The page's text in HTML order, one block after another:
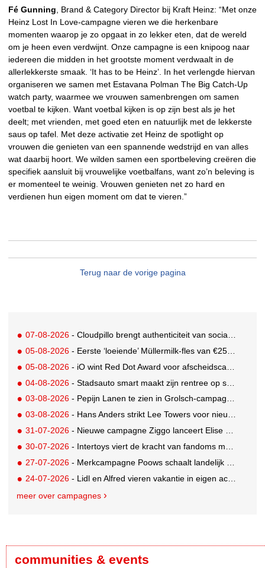
Fé Gunning , Brand & Category Director bij Kraft Heinz: “Met onze
Heinz Lost In Love-campagne vieren we die herkenbare
momenten waarop je zo opgaat in zo lekker eten, dat de wereld
om je heen even verdwijnt. Onze campagne is een knipoog naar
iedereen die midden in het grootste moment verdwaalt in de
allerlekkerste smaak. ‘It has to be Heinz’. In het verlengde hiervan
organiseren we samen met Estavana Polman The Big Catch-Up
watch party, waarmee we vrouwen samenbrengen om samen
voetbal te kijken. Want voetbal kijken is op zijn best als je het
deelt; met vrienden, met goed eten en natuurlijk met de lekkerste
saus op tafel. Met deze activatie zet Heinz de spotlight op
vrouwen die genieten van een spannende wedstrijd en van alles
wat daarbij hoort. We wilden samen een sportbeleving creëren die
specifiek aansluit bij vrouwelijke voetbalfans, want zo’n beleving is
er momenteel te weinig. Vrouwen genieten net zo hard en
verdienen hun eigen moment om dat te vieren.”
Terug naar de vorige pagina
07-08-2026 - Cloudpillo brengt authenticiteit van social naar tv
05-08-2026 - Eerste ‘loeiende’ Müllermilk-fles van €25.000,- gevonden
05-08-2026 - iO wint Red Dot Award voor afscheidscampagne Peter Houtman bij Feyenoord
04-08-2026 - Stadsauto smart maakt zijn rentree op straat met een wereldwijde muurschilderingcampagne
03-08-2026 - Pepijn Lanen te zien in Grolsch-campagne voor nieuwe Grolsch CAL
03-08-2026 - Hans Anders strikt Lee Towers voor nieuwe campagne
31-07-2026 - Nieuwe campagne Ziggo lanceert Elise Schaap als expert over de Nederlandse voetbalbeleving
30-07-2026 - Intertoys viert de kracht van fandoms met nieuwe social media campagne rondom Olivia Rodrigo
27-07-2026 - Merkcampagne Poows schaalt landelijk op met gerichte Out of Home strategie
24-07-2026 - Lidl en Alfred vieren vakantie in eigen achtertuin
meer over campagnes
communities & events